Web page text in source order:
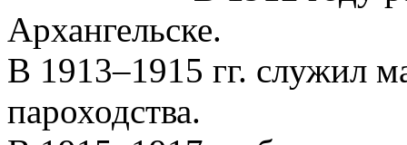
Архангельске.
В 1913–1915 гг. служил
пароходства.